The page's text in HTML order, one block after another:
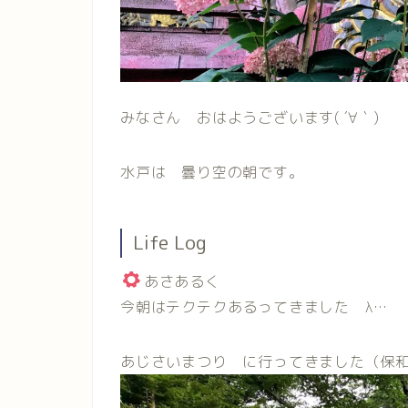
みなさん おはようございます( ´∀｀)
水戸は 曇り空の朝です。
Life Log
あさあるく
今朝はテクテクあるってきました λ…
あじさいまつり に行ってきました（保